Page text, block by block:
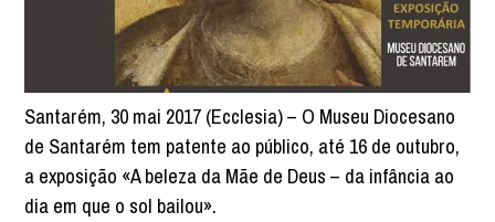
Santarém, 30 mai 2017 (Ecclesia) – O Museu Diocesano
de Santarém tem patente ao público, até 16 de outubro,
a exposição «A beleza da Mãe de Deus – da infância ao
dia em que o sol bailou».